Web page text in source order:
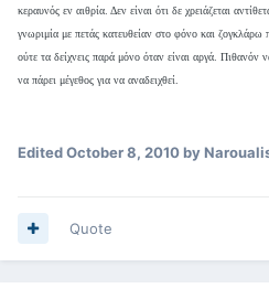
κεραυνός εν αιθρία. Δεν είναι ότι δε χρειάζεται
γνωριμία με πετάς κατευθείαν στο φόνο και ζογκλάρω
ούτε τα δείχνεις παρά μόνο όταν είναι αργά. Πιθανόν
να πάρει μέγεθος για να αναδειχθεί.
EditedOctober 8, 2010by
Quote